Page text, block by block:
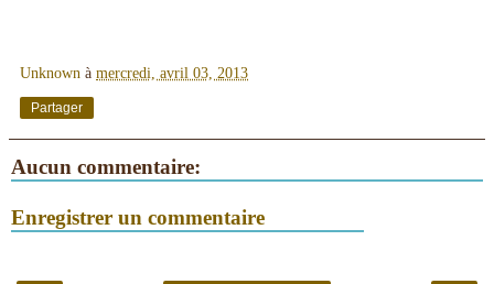
Unknown à mercredi, avril 03, 2013
Partager
Aucun commentaire:
Enregistrer un commentaire